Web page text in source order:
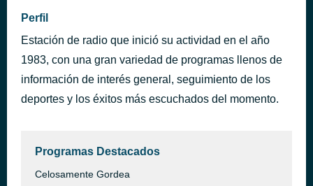
Perfil
Estación de radio que inició su actividad en el año
1983, con una gran variedad de programas llenos de
información de interés general, seguimiento de los
deportes y los éxitos más escuchados del momento.
Programas Destacados
Celosamente Gordea